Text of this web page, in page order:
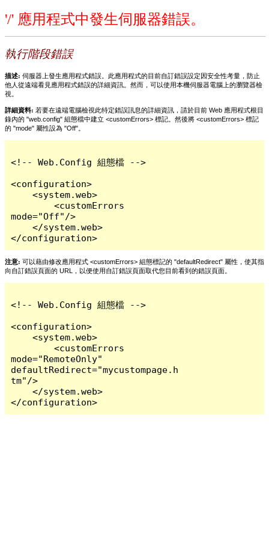
'/' 應用程式中發生伺服器錯誤。
執行階段錯誤
描述: 伺服器上發生應用程式錯誤。此應用程式的目前自訂錯誤設定因安全性考量，防止
他人從遠端看見應用程式錯誤的詳細資訊。然而，可以使用本機伺服器電腦上的瀏覽器檢
視。
詳細資料: 若要在遠端電腦檢視此特定錯誤訊息的詳細資訊，請於目前 Web 應用程式根目
錄內的 "web.config" 組態檔中建立 <customErrors> 標記。然後將 <customErrors> 標記
的 "mode" 屬性設為 "Off"。
<!-- Web.Config 組態檔 -->
<configuration>
    <system.web>
        <customErrors
mode="Off"/>
    </system.web>
</configuration>
注意: 可以藉由修改應用程式 <customErrors> 組態標記的 "defaultRedirect" 屬性，使其指
向自訂錯誤頁面的 URL，以便使用自訂錯誤頁面取代您目前看到的錯誤頁面。
<!-- Web.Config 組態檔 -->
<configuration>
    <system.web>
        <customErrors
mode="RemoteOnly"
defaultRedirect="mycustompage.h
tm"/>
    </system.web>
</configuration>